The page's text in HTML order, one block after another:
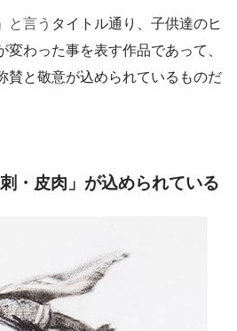
と言う タイトル通り、子供達のヒ
変わった事を表す作品であって、
賛と敬意が込められているものだ
・皮肉」が込められている